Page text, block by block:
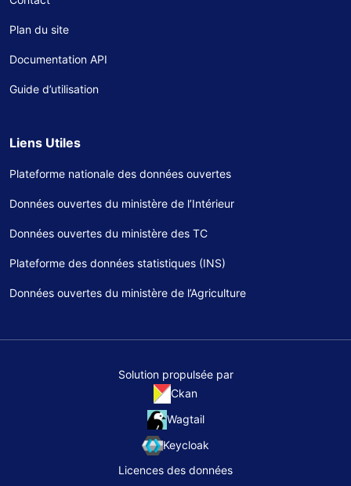
Plan du site
Documentation API
Guide d’utilisation
Liens Utiles
Plateforme nationale des données ouvertes
Données ouvertes du ministère de l’Intérieur
Données ouvertes du ministère des TC
Plateforme des données statistiques (INS)
Données ouvertes du ministère de l’Agriculture
Solution propulsée par
Ckan
Wagtail
Keycloak
Licences des données